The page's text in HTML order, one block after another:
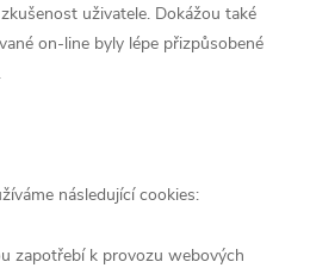
uživatele. Dokážou také
on-line byly lépe přizpůsobené
následující cookies:
zapotřebí k provozu webových